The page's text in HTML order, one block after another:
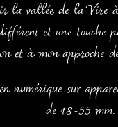
la vallée de la Vire
et une touche
et à mon approche
numérique sur
de 18-55 mm.